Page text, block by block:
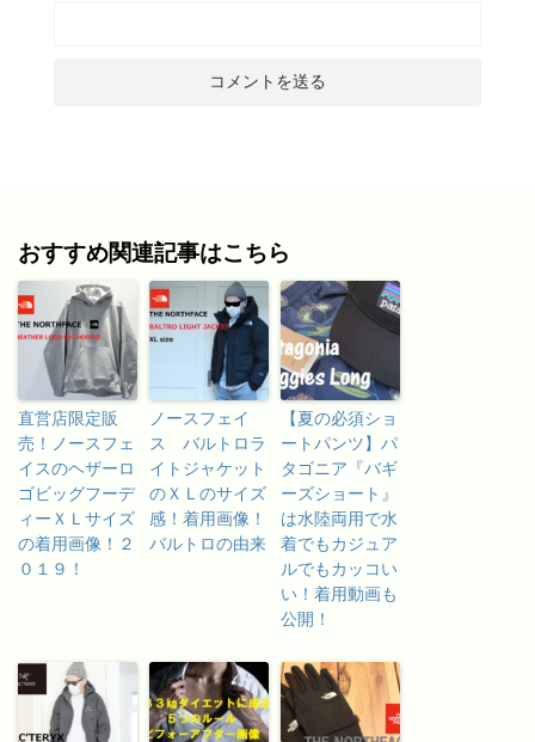
おすすめ関連記事はこちら
直営店限定販
売！ノースフェ
イスのヘザーロ
ゴビッグフーデ
ィーＸＬサイズ
の着用画像！２
０１９！
ノースフェイ
ス バルトロラ
イトジャケット
のＸＬのサイズ
感！着用画像！
バルトロの由来
【夏の必須ショ
ートパンツ】パ
タゴニア『バギ
ーズショート』
は水陸両用で水
着でもカジュア
ルでもカッコい
い！着用動画も
公開！